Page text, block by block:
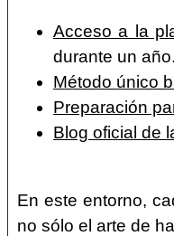
Acceso a la
durante un año.
Método único
Preparación
Blog oficial de
En este entorno,
no sólo el arte de